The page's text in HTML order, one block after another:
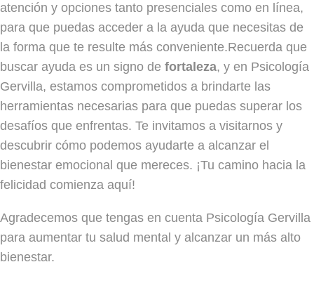
atención y opciones tanto presenciales como en línea,
para que puedas acceder a la ayuda que necesitas de
la forma que te resulte más conveniente.Recuerda que
buscar ayuda es un signo de fortaleza, y en Psicología
Gervilla, estamos comprometidos a brindarte las
herramientas necesarias para que puedas superar los
desafíos que enfrentas. Te invitamos a visitarnos y
descubrir cómo podemos ayudarte a alcanzar el
bienestar emocional que mereces. ¡Tu camino hacia la
felicidad comienza aquí!
Agradecemos que tengas en cuenta Psicología Gervilla
para aumentar tu salud mental y alcanzar un más alto
bienestar.